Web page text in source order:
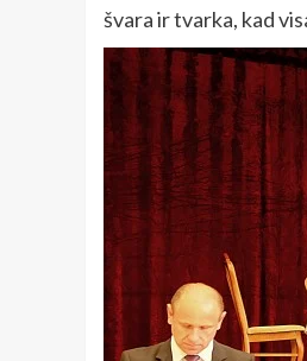
švara ir tvarka, kad